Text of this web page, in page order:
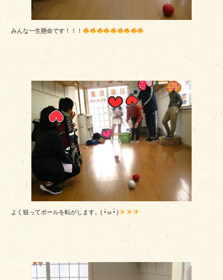
みんな一生懸命です！！！
よく狙ってボールを転がします。( •̀ ω •́ )